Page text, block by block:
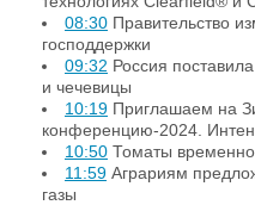
08:30 Правительство
господдержки
09:32 Россия
и чечевицы
10:19 Приглашаем на
конференцию-2024.
10:50 Томаты временно
11:59 Аграриям
газы